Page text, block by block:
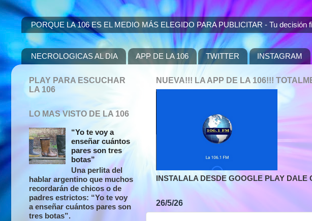
PORQUE LA 106 ES EL MEDIO MÁS ELEGIDO PARA PUBLICITAR - Tu decisión
NECROLOGICAS AL DIA APP DE LA 106 TWITTER INSTAGRAM
NUEVA!!! LA APP DE LA 106!!!
INSTALALA DESDE GOOGLE PLAY
26/5/26
PLAY PARA ESCUCHAR
LA 106
LO MAS VISTO DE LA 106
“Yo te voy a
enseñar cuántos
pares son tres
botas”
Una perlita del
hablar argentino que muchos
recordarán de chicos o de
padres estrictos: “Yo te voy
a enseñar cuántos pares son
tres botas”.